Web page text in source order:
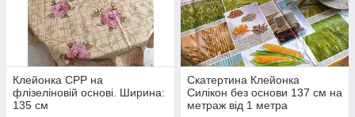
Клейонка CPP на
флізеліновій основі. Ширина:
135 см
Скатертина Клейонка
Силікон без основи 137 см на
метраж від 1 метра